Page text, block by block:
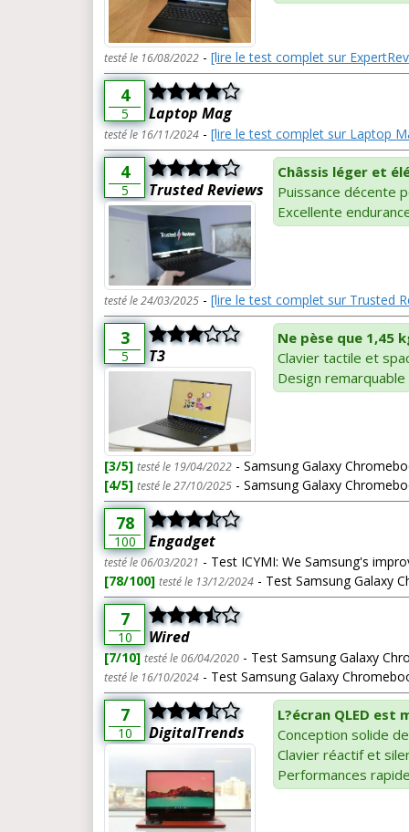
testé le 16/08/2022 - [lire le test complet sur
4
5 Laptop Mag
testé le 16/11/2024 - [lire le test complet sur Laptop
4
5 Trusted Reviews
Châssis léger et
Puissance décente
Excellente
testé le 24/03/2025 - [lire le test complet sur Trusted
3
5 T3
Ne pèse que 1,45
Clavier tactile et
Design remarquable
[3/5] testé le 19/04/2022 - Samsung Galaxy
[4/5] testé le 27/10/2025 - Samsung Galaxy
78
100 Engadget
testé le 06/03/2021 - Test ICYMI: We Samsung's
[78/100] testé le 13/12/2024 - Test Samsung Galaxy
7
10 Wired
[7/10] testé le 06/04/2020 - Test Samsung Galaxy
testé le 16/10/2024 - Test Samsung Galaxy
7
10 DigitalTrends
L?écran QLED est
Conception solide
Clavier réactif et
Performances